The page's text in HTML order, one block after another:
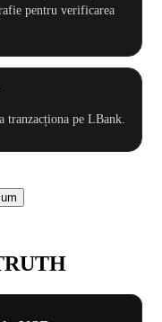
pentru verificarea
tranzacționa pe LBank.